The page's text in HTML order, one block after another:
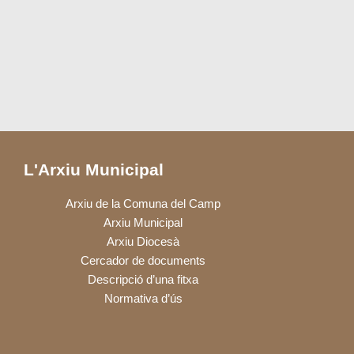
L'Arxiu Municipal
Arxiu de la Comuna del Camp
Arxiu Municipal
Arxiu Diocesà
Cercador de documents
Descripció d’una fitxa
Normativa d’ús